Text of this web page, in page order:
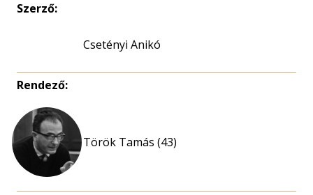
Szerző:
Csetényi Anikó
Rendező:
Török Tamás (43)